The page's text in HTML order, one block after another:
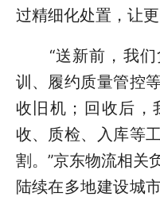
过精细化处置，让
“送新前，我们
训、履约质量管控
收旧机；回收后，
收、质检、入库等
割。”京东物流相关
陆续在多地建设城